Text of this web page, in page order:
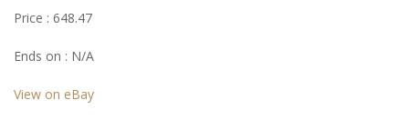
Price : 648.47
Ends on : N/A
View on eBay